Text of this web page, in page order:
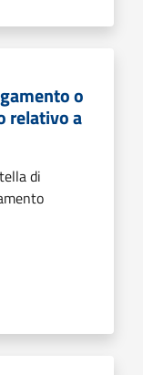
o
relativo a
di